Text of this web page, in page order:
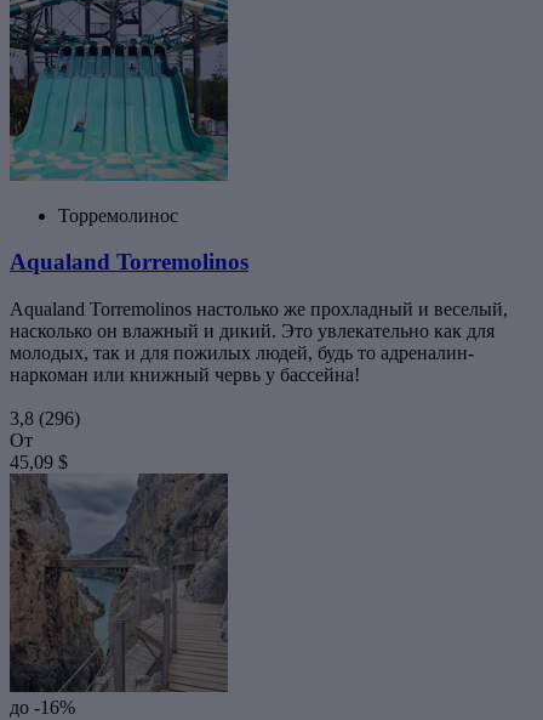
Торремолинос
Aqualand Torremolinos
Aqualand Torremolinos настолько же прохладный и веселый,
насколько он влажный и дикий. Это увлекательно как для
молодых, так и для пожилых людей, будь то адреналин-
наркоман или книжный червь у бассейна!
3,8 (296)
От
45,09 $
до -16%